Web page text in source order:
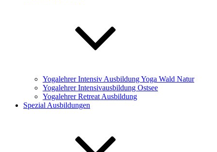
Yogalehrer Intensiv Ausbildung Yoga Wald Natur
Yogalehrer Intensivausbildung Ostsee
Yogalehrer Retreat Ausbildung
Spezial Ausbildungen